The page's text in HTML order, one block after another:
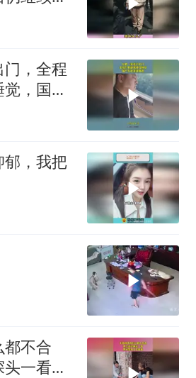
，全程
，国产
郁，我把
都不合
一看，